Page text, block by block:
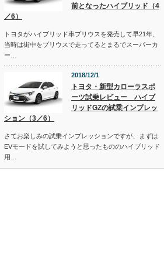
前となったハイブリッド（4
／6）
トヨタがハイブリッド車プリウスを発売して早21年、
当時は街中をプリウスで走ってるとまるでスーパーカ
ー…
2018/12/1
トヨタ・新型カローラスポ
ーツ試乗レビュー ハイブ
リッドGZの試乗インプレッ
ション（3／6）
さてお楽しみの試乗インプレッションですが、まずは
EVモードを試してみようと思ったもののハイブリッド
用…